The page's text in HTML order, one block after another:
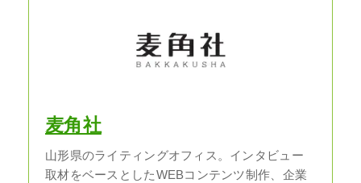
麦角社
山形県のライティングオフィス。インタビュー
取材をベースとしたWEBコンテンツ制作、企業